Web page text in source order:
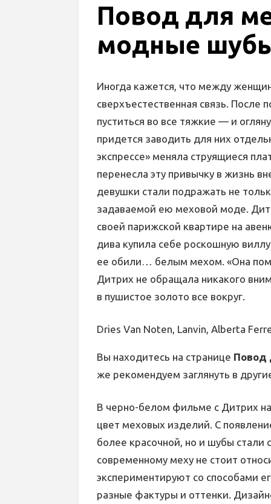
Повод для
модные
Иногда кажется, что между
сверхъестественная связь. После
пуститься во все тяжкие — и
придется заводить для них
экспрессе» меняла струящиеся
перенесла эту привычку в жизнь
девушки стали подражать не
задаваемой ею меховой моде.
своей парижской квартире на
дива купила себе роскошную
ее обили… белым мехом. «Она
Дитрих не обращала никакого
в пушистое золото все вокруг.
Dries Van Noten, Lanvin, Alberta
Вы находитесь на странице Повод
же рекомендуем заглянуть в
В черно-белом фильме с Дитрих
цвет меховых изделий. С
более красочной, но и шубы стали
современному меху не стоит
экспериментируют со способами
разные фактуры и оттенки.